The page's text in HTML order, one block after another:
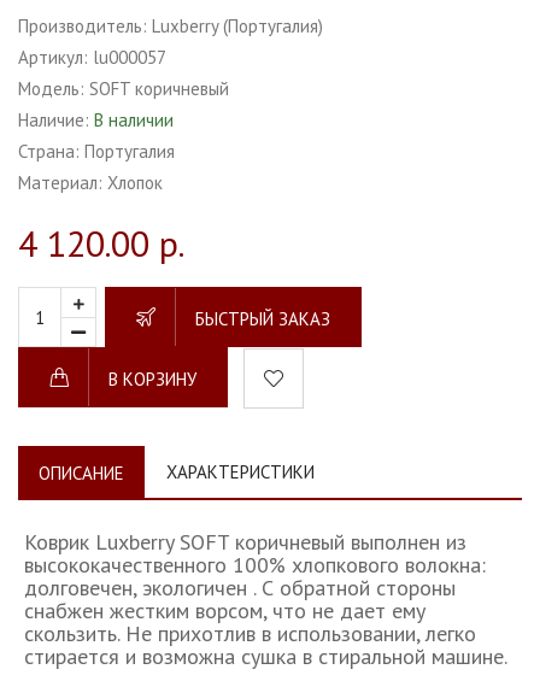
Производитель: Luxberry (Португалия)
Артикул: lu000057
Модель: SOFT коричневый
Наличие: В наличии
Страна: Португалия
Материал: Хлопок
4 120.00 р.
БЫСТРЫЙ ЗАКАЗ
В КОРЗИНУ
ОПИСАНИЕ ХАРАКТЕРИСТИКИ
Коврик Luxberry SOFT коричневый выполнен из
высококачественного 100% хлопкового волокна:
долговечен, экологичен . С обратной стороны
снабжен жестким ворсом, что не дает ему
скользить. Не прихотлив в использовании, легко
стирается и возможна сушка в стиральной машине.